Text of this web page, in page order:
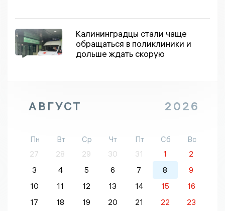
Калининградцы стали чаще
обращаться в поликлиники и
дольше ждать скорую
АВГУСТ 2026
Пн Вт Ср Чт Пт Сб
Вс
27
28 29 30 31 1
2
3
4 5 6 7 8
9
10
11 12 13 14 15
16
17
18 19 20 21 22
23